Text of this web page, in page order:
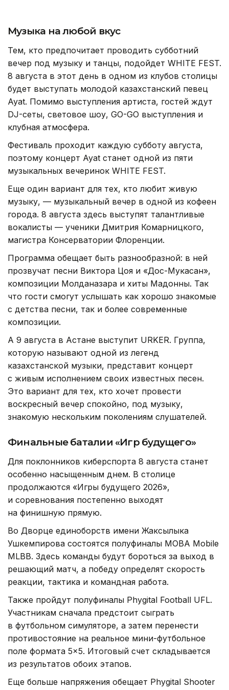
Музыка на любой вкус
Тем, кто предпочитает проводить субботний
вечер под музыку и танцы, подойдет WHITE FEST.
8 августа в этот день в одном из клубов столицы
будет выступать молодой казахстанский певец
Ayat. Помимо выступления артиста, гостей ждут
DJ-сеты, световое шоу, GO-GO выступления и
клубная атмосфера.
Фестиваль проходит каждую субботу августа,
поэтому концерт Ayat станет одной из пяти
музыкальных вечеринок WHITE FEST.
Еще один вариант для тех, кто любит живую
музыку, — музыкальный вечер в одной из кофеен
города. 8 августа здесь выступят талантливые
вокалисты — ученики Дмитрия Комарницкого,
магистра Консерватории Флоренции.
Программа обещает быть разнообразной: в ней
прозвучат песни Виктора Цоя и «Дос-Мукасан»,
композиции Молданазара и хиты Мадонны. Так
что гости смогут услышать как хорошо знакомые
с детства песни, так и более современные
композиции.
А 9 августа в Астане выступит URKER. Группа,
которую называют одной из легенд
казахстанской музыки, представит концерт
с живым исполнением своих известных песен.
Это вариант для тех, кто хочет провести
воскресный вечер спокойно, под музыку,
знакомую нескольким поколениям слушателей.
Финальные баталии «Игр будущего»
Для поклонников киберспорта 8 августа станет
особенно насыщенным днем. В столице
продолжаются «Игры будущего 2026»,
и соревнования постепенно выходят
на финишную прямую.
Во Дворце единоборств имени Жаксылыка
Ушкемпирова состоятся полуфиналы MOBA Mobile
MLBB. Здесь команды будут бороться за выход в
решающий матч, а победу определят скорость
реакции, тактика и командная работа.
Также пройдут полуфиналы Phygital Football UFL.
Участникам сначала предстоит сыграть
в футбольном симуляторе, а затем перенести
противостояние на реальное мини-футбольное
поле формата 5×5. Итоговый счет складывается
из результатов обоих этапов.
Еще больше напряжения обещает Phygital Shooter